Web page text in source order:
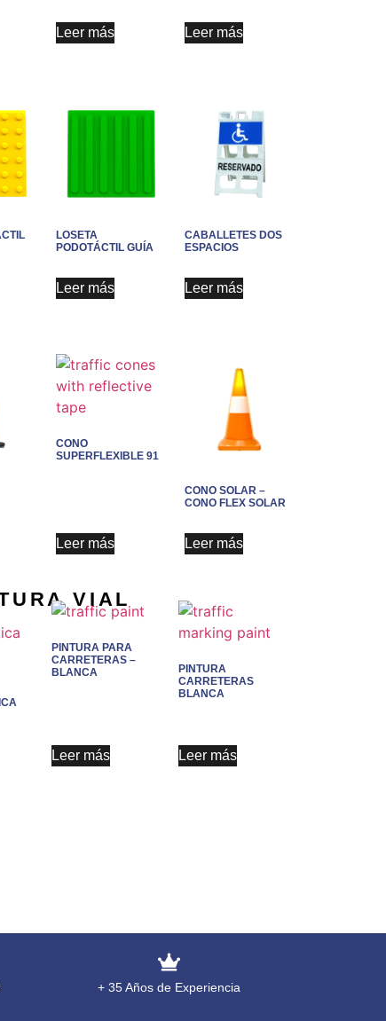
Leer más Leer más
LOSETA
PODOTÁCTIL GUÍA
Leer más
CABALLETES DOS
ESPACIOS
Leer más
CONO
SUPERFLEXIBLE 91
Leer más
CONO SOLAR –
CONO FLEX SOLAR
Leer más
VIAL
PINTURA PARA
CARRETERAS –
BLANCA
Leer más
PINTURA
CARRETERAS
BLANCA
Leer más
+ 35 Años de Experiencia